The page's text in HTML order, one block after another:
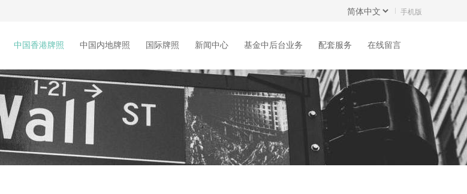
手机版
中国香港牌照 中国内地牌照 国际牌照 新闻中心 基金中后台业务 配套服务 在线留言